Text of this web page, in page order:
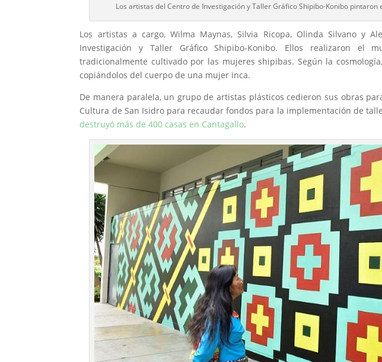
Los artistas del Centro de Investigación y Taller Gráfico Shipibo-Konibo pintaron
Los artistas a cargo, Wilma Maynas, Silvia Ricopa, Olinda Silvano y
Investigación y Taller Gráfico Shipibo-Konibo. Ellos realizaron el
tradicionalmente cultivado por las mujeres shipibas. Según la
copiándolos del cuerpo de una mujer inca.
De manera paralela, un grupo de artistas plásticos cedieron sus obras
Cultura de San Isidro para recaudar fondos para la implementación de
destruyó más de 400 casas en Cantagallo.